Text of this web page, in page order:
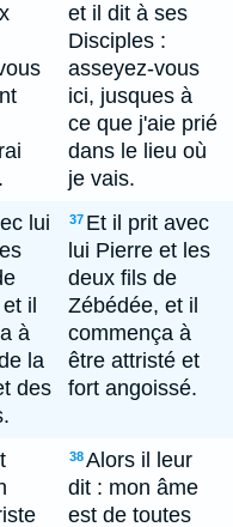
et il dit à ses
Disciples :
asseyez-vous
ici, jusques à
ce que j'aie prié
dans le lieu où
je vais.
lui
il
à
la
des
37 Et il prit avec
lui Pierre et les
deux fils de
Zébédée, et il
commença à
être attristé et
fort angoissé.
38Alors il leur
dit : mon âme
est de toutes